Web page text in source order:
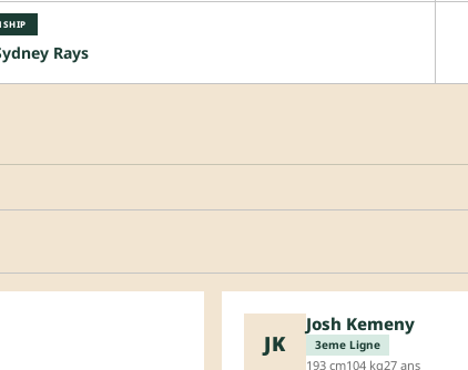
Rays
JK
Josh Kemeny
3eme Ligne
193 cm104 kg27 ans